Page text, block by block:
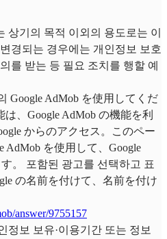
기의 목적 이외의 용도로는 이
경되는 경우에는 개인정보 보호
를 받는 등 필요 조치를 행할 예
Google AdMob を使用してくだ
は、Google AdMob の機能を利
からのアクセス。このペー
AdMob を使用して、Google
。 포함된 광고를 선택하고 표
の名前を付けて、名前を付け
answer/9755157
보 보유·이용기간 또는 정보